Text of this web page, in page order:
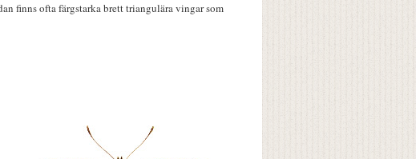
finns ofta färgstarka brett triangulära vingar som